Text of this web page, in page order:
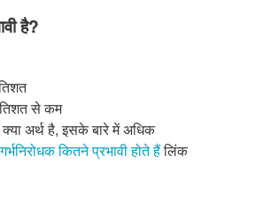
है?
से कम
क्या अर्थ है, इसके बारे में अधिक
गर्भनिरोधक कितने प्रभावी होते हैंलिंक